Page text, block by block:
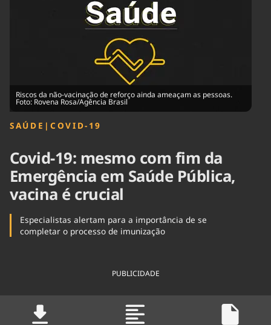
Economia
Educação
Infraestrutura
Internacional
Política
Saúde
Tempo
Riscos da não-vacinação de reforço ainda ameaçam as pessoas.
Foto: Rovena Rosa/Agência Brasil
SAÚDE | COVID-19
Covid-19: mesmo com fim da
Emergência em Saúde Pública,
vacina é crucial
Especialistas alertam para a importância de se
completar o processo de imunização
PUBLICIDADE